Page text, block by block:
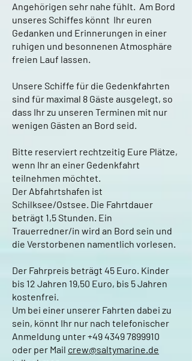
Angehörigen sehr nahe fühlt. Am Bord
unseres Schiffes könnt Ihr euren
Gedanken und Erinnerungen in einer
ruhigen und besonnenen Atmosphäre
freien Lauf lassen.
Unsere Schiffe für die Gedenkfahrten
sind für maximal 8 Gäste ausgelegt, so
dass Ihr zu unseren Terminen mit nur
wenigen Gästen an Bord seid.
Bitte reserviert rechtzeitig Eure Plätze,
wenn Ihr an einer Gedenkfahrt
teilnehmen möchtet.
Der Abfahrtshafen ist
Schilksee/Ostsee. Die Fahrtdauer
beträgt 1,5 Stunden. Ein
Trauerredner/in wird an Bord sein und
die Verstorbenen namentlich vorlesen.
Der Fahrpreis beträgt 45 Euro. Kinder
bis 12 Jahren 19,50 Euro, bis 5 Jahren
kostenfrei.
Um bei einer unserer Fahrten dabei zu
sein, könnt Ihr nur nach telefonischer
Anmeldung unter+49 4349 7899910
oder per Mail crew@saltymarine.de